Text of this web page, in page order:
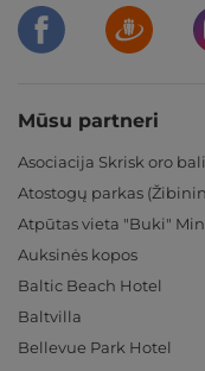
Mūsu partneri
Asociacija Skrisk oro
Atostogų parkas
Atpūtas vieta "Buki"
Auksinės kopos
Baltic Beach Hotel
Baltvilla
Bellevue Park Hotel